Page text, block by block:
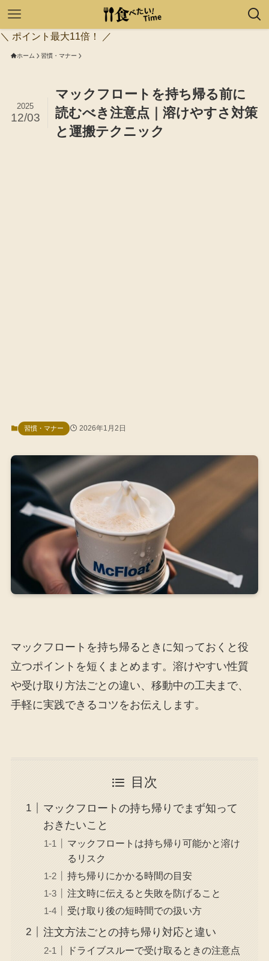
＼ ポイント最大11倍！ ／
ホーム 習慣・マナー
マックフロートを持ち帰る前に
読むべき注意点｜溶けやすさ対策
と運搬テクニック
2025
12/03
習慣・マナー 2026年1月2日
マックフロートを持ち帰るときに知っておくと役
立つポイントを短くまとめます。溶けやすい性質
や受け取り方法ごとの違い、移動中の工夫まで、
手軽に実践できるコツをお伝えします。
目次
マックフロートの持ち帰りでまず知って
おきたいこと
マックフロートは持ち帰り可能かと溶け
るリスク
持ち帰りにかかる時間の目安
注文時に伝えると失敗を防げること
受け取り後の短時間での扱い方
注文方法ごとの持ち帰り対応と違い
ドライブスルーで受け取るときの注意点